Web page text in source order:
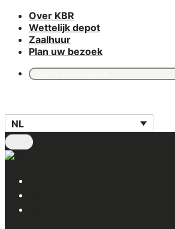
Skip
main
content
Over KBR
Wettelijk depot
Zaalhuur
Plan uw bezoek
Search
for:
NL